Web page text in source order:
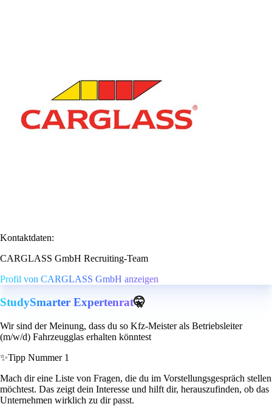
Kontaktdaten:
CARGLASS GmbH Recruiting-Team
Profil von CARGLASS GmbH anzeigen
StudySmarter Expertenrat🤫
Wir sind der Meinung, dass du so Kfz-Meister als Betriebsleiter
(m/w/d) Fahrzeugglas erhalten könntest
✨Tipp Nummer 1
Mach dir eine Liste von Fragen, die du im Vorstellungsgespräch stellen
möchtest. Das zeigt dein Interesse und hilft dir, herauszufinden, ob das
Unternehmen wirklich zu dir passt.